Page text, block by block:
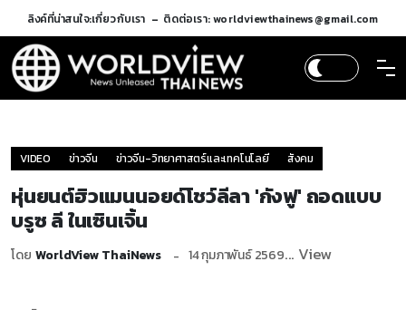
ลิงค์ที่น่าสนใจ:เกี่ยวกับเรา ติดต่อเรา: worldviewthainews@gmail.com
VIDEO ข่าวจีน ข่าวจีน-วิทยาศาสตร์และเทคโนโลยี สังคม
หุ่นยนต์ฮิวแมนนอยด์โชว์ลีลา 'กังฟู' ถอดแบบ
บรูซ ลี ในเซินเจิ้น
โดย WorldView ThaiNews 14 กุมภาพันธ์ 2569... View